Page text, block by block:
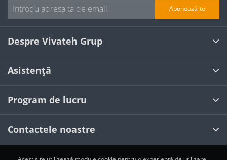
Abonează-te
Despre Vivateh Grup
Asistență
Program de lucru
Contactele noastre